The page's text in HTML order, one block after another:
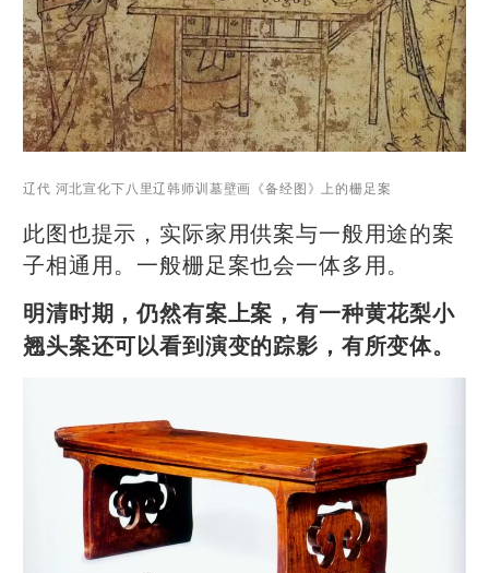
辽代 河北宣化下八里辽韩师训墓壁画《备经图》上的栅足案
此图也提示，实际家用供案与一般用途的案
子相通用。一般栅足案也会一体多用。
明清时期，仍然有案上案，有一种黄花梨小
翘头案还可以看到演变的踪影，有所变体。